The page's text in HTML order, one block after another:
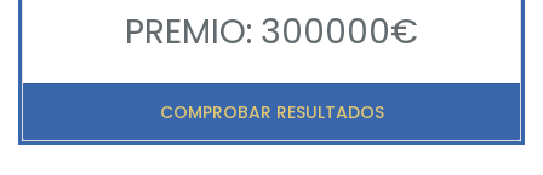
PREMIO: 300000€
COMPROBAR RESULTADOS